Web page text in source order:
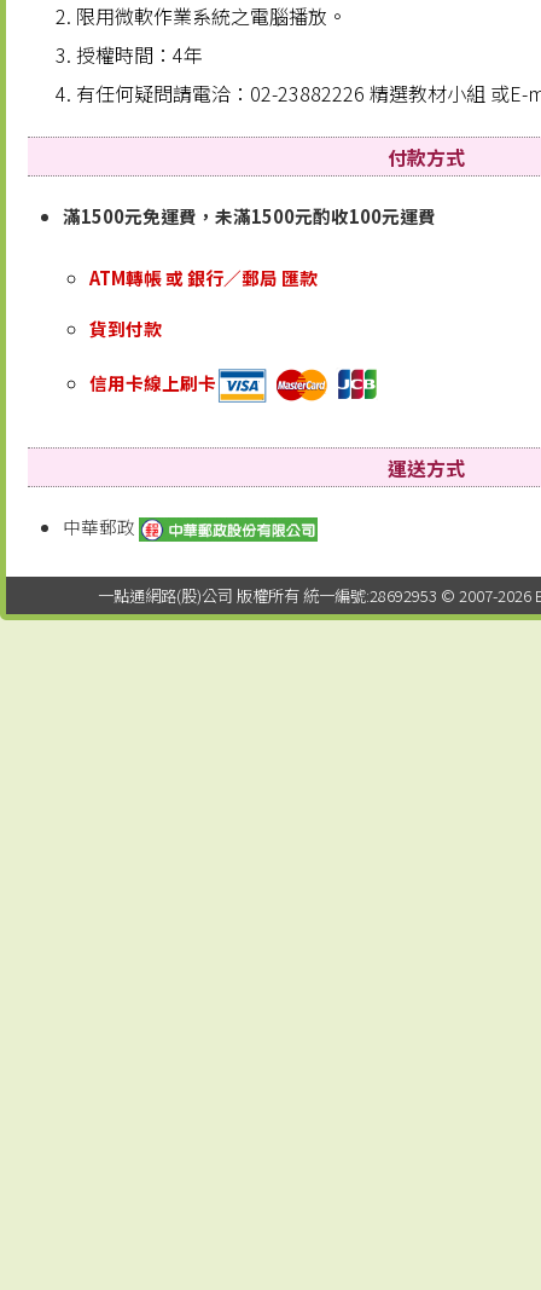
限用微軟作業系統之電腦播放。
授權時間：4年
有任何疑問請電洽：02-23882226 精選教材小組 或E-
付款方式
滿1500元免運費，未滿1500元酌收100元運費
ATM轉帳 或 銀行／郵局 匯款
貨到付款
信用卡線上刷卡
運送方式
中華郵政
一點通網路(股)公司 版權所有 統一編號:28692953 © 2007-2026